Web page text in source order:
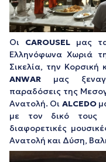
Οι CAROUSEL μας
Ελληνόφωνα Χωριά
Σικελία, την Κορσική
ANWAR μας
παραδόσεις της
Ανατολή. Οι ALCEDO
με τον δικό τους
διαφορετικές
Ανατολή και Δύση,